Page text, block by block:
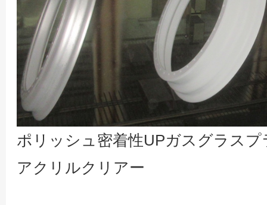
ポリッシュ密着性UPガスグラス
アクリルクリアー